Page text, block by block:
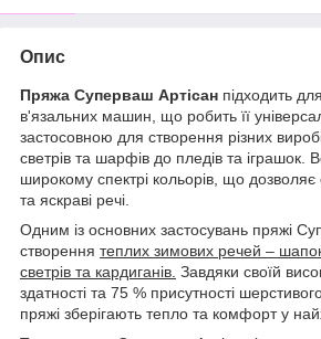
Опис
Пряжа Суперваш Артісан підходить
в'язальних машин, що робить її
застосовною для створення різних
светрів та шарфів до пледів та іграшок.
широкому спектрі кольорів, що дозволяє
та яскраві речі.
Одним із основних застосувань пряжі
створення теплих зимових речей –
светрів та кардиганів. Завдяки своїй
здатності та 75 % присутності
пряжі зберігають тепло та комфорт у